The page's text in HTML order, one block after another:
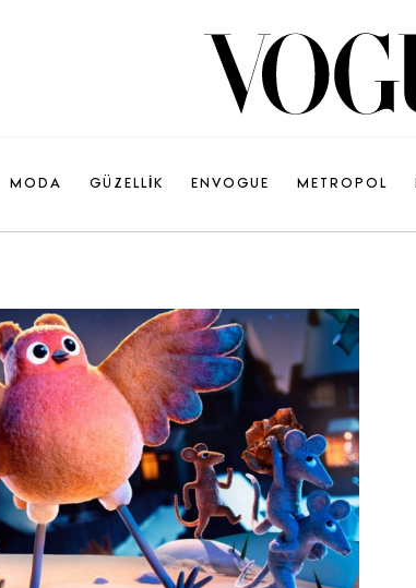
MODA GÜZELLİK ENVOGUE METROPOL